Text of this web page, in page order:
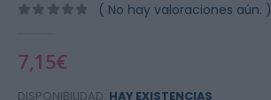
( No hay valoraciones aún. )
7,15€
DISPONIBILIDAD: HAY EXISTENCIAS